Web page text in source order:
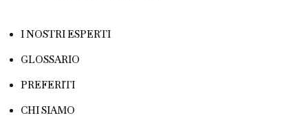
I NOSTRI ESPERTI
GLOSSARIO
PREFERITI
CHI SIAMO